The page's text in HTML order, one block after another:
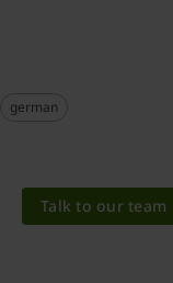
german
Talk to our team